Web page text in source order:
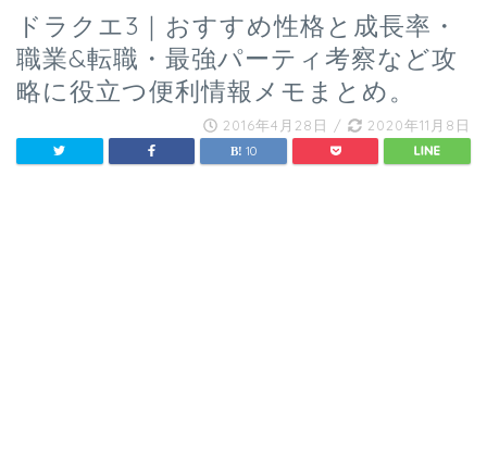
ドラクエ3｜おすすめ性格と成長率・
職業&転職・最強パーティ考察など攻
略に役立つ便利情報メモまとめ。
2016年4月28日 / 2020年11月8日
10